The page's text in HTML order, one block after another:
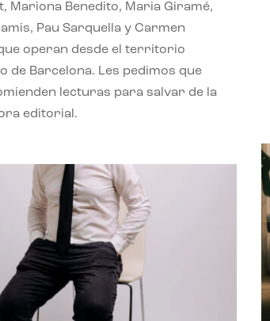
Mariona Benedito, Maria Giramé,
Pau Sarquella y Carmen
operan desde el territorio
de Barcelona. Les pedimos que
lecturas para salvar de la
editorial.